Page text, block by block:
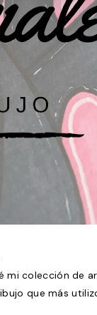
mi colección de
que más